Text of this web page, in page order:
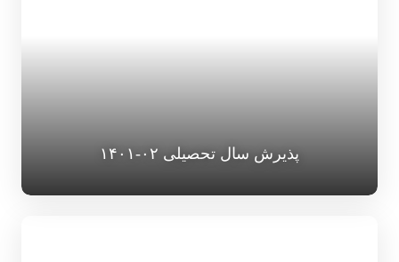
پذیرش سال تحصیلی ۰۲-۱۴۰۱